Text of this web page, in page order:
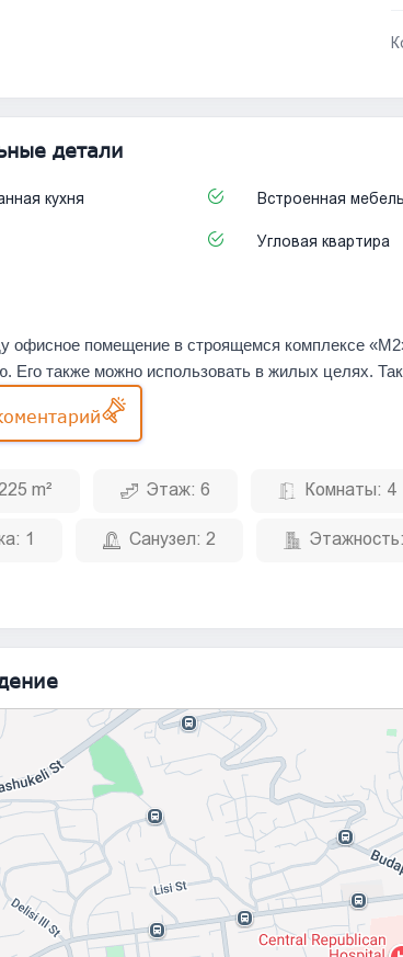
детали
кухня Встроенная мебель
Угловая квартира
офисное помещение в строящемся комплексе
Его также можно использовать в жилых целях.
225 m² Этаж: 6 Комнаты: 4
1 Санузел: 2 Этажность: